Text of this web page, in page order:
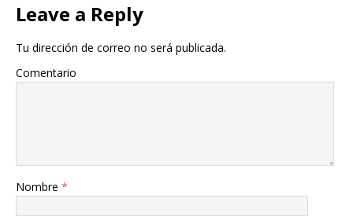
Leave a Reply
Tu dirección de correo no será publicada.
Comentario
Nombre *